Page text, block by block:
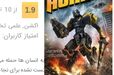
1.9 از 10
اکشن, علمی
امتیاز کاربران:
هنگامی که یک نژاد بیگانه به انسان ها حمله
بر روی یک ربات غول پیکر تست نشده برای